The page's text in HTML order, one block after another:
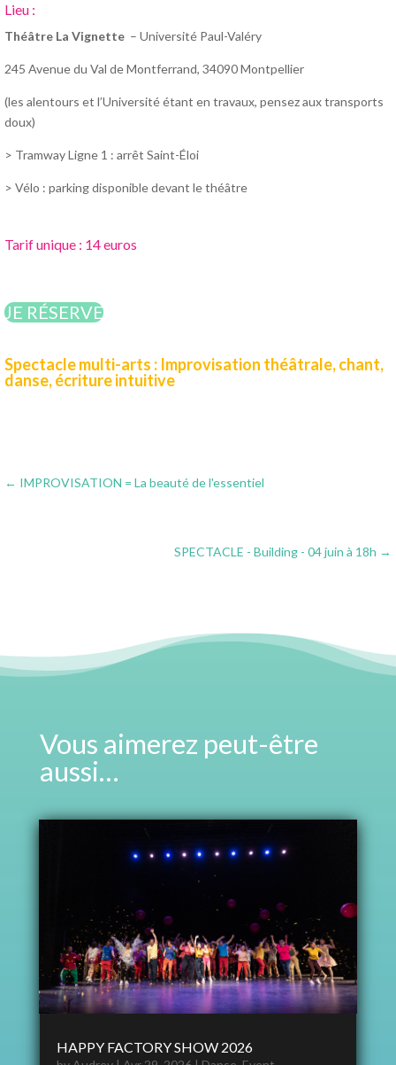
Lieu :
Théâtre La Vignette – Université Paul-Valéry
245 Avenue du Val de Montferrand, 34090 Montpellier
(les alentours et l’Université étant en travaux, pensez aux transports
doux)
> Tramway Ligne 1 : arrêt Saint-Éloi
> Vélo : parking disponible devant le théâtre
Tarif unique : 14 euros
JE RÉSERVE
Spectacle multi-arts : Improvisation théâtrale, chant,
danse, écriture intuitive
← IMPROVISATION = La beauté de l'essentiel
SPECTACLE - Building - 04 juin à 18h →
Vous aimerez peut-être
aussi…
HAPPY FACTORY SHOW 2026